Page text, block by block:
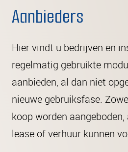
Aanbieders
Hier vindt u bedrijven en
regelmatig gebruikte
aanbieden, al dan niet
nieuwe gebruiksfase.
koop worden
lease of verhuur kunnen